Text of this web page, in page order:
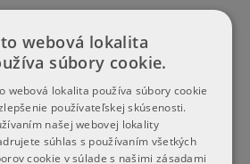
automobily
SUV / 4x4
dodávku
webová lokalita
súbory cookie.
webová lokalita používa súbory cookie
používateľskej skúsenosti.
našej webovej lokality
súhlas s používaním všetkých
cookie v súlade s našimi zásadami